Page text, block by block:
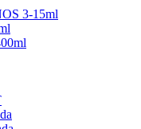
3-15ml